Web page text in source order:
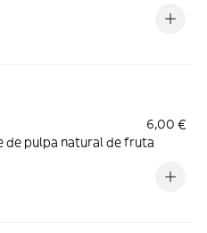
6,00 €
de pulpa natural de fruta